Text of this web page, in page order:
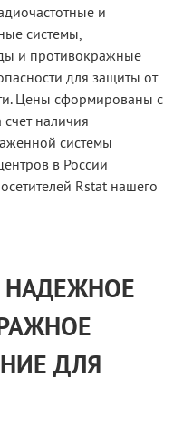
и
системы,
и противокражные
для защиты от
Цены сформированы с
наличия
системы
в России
Rstat нашего
НАДЕЖНОЕ
ДЛЯ